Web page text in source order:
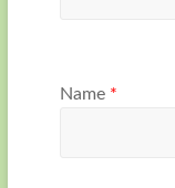
Name *